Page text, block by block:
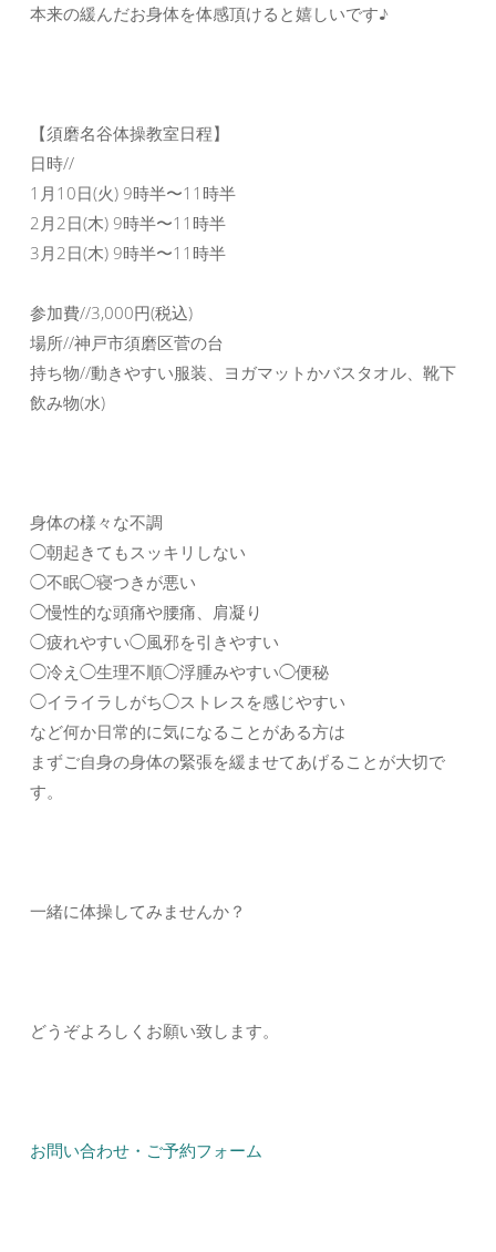
本来の緩んだお身体を体感頂けると嬉しいです♪
【須磨名谷体操教室日程】
日時//
1月10日(火) 9時半〜11時半
2月2日(木) 9時半〜11時半
3月2日(木) 9時半〜11時半
参加費//3,000円(税込)
場所//神戸市須磨区菅の台
持ち物//動きやすい服装、ヨガマットかバスタオル、靴下
飲み物(水)
身体の様々な不調
◯朝起きてもスッキリしない
◯不眠◯寝つきが悪い
◯慢性的な頭痛や腰痛、肩凝り
◯疲れやすい◯風邪を引きやすい
◯冷え◯生理不順◯浮腫みやすい◯便秘
◯イライラしがち◯ストレスを感じやすい
など何か日常的に気になることがある方は
まずご自身の身体の緊張を緩ませてあげることが大切で
す。
一緒に体操してみませんか？
どうぞよろしくお願い致します。
お問い合わせ・ご予約フォーム